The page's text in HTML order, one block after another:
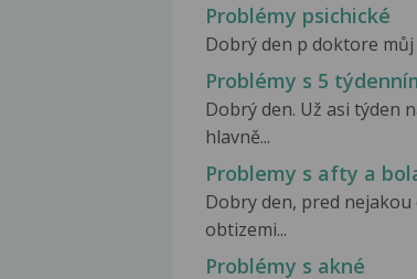
Problémy psichické
Dobrý den p doktore
Problémy s 5
Dobrý den. Už asi týden
hlavně...
Problemy s afty a
Dobry den, pred
obtizemi...
Problémy s akné